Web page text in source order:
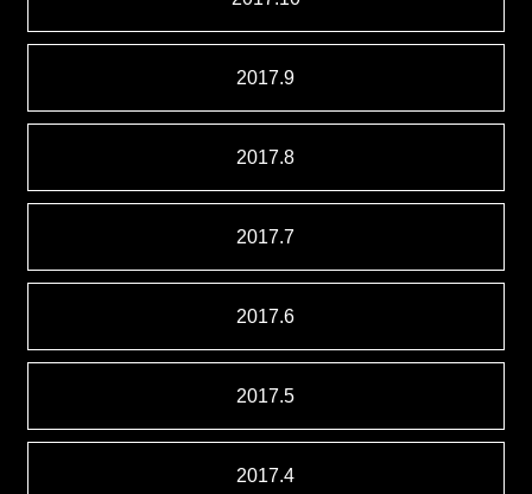
2017.9
2017.8
2017.7
2017.6
2017.5
2017.4